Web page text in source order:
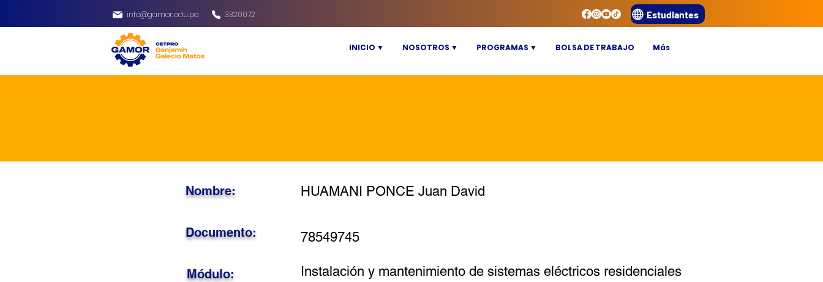
info@gamor.edu.pe 3320072 Estudiantes
INICIO ▼ NOSOTROS ▼ PROGRAMAS ▼ BOLSA DE TRABAJO Más
HUAMANI PONCE Juan David
Nombre:
78549745
Documento:
Instalación y mantenimiento de sistemas eléctricos residenciales
Módulo: